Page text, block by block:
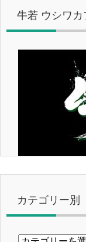
牛若 ウシワカ
カテゴリー別
カ